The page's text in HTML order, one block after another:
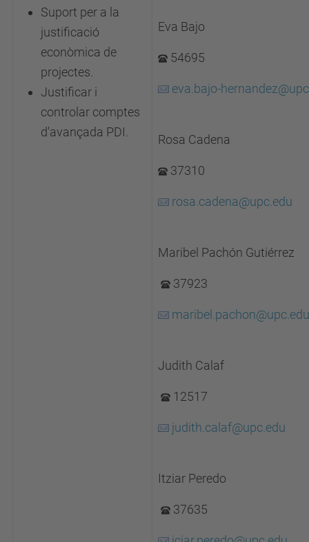
Suport per a la
justificació
econòmica de
projectes.
Justificar i
controlar comptes
d'avançada PDI.
Eva Bajo
54695
eva.bajo-
Rosa Cadena
37310
rosa.cadena@upc.edu
Maribel Pachón Gutiérrez
37923
maribel.pachon@upc.edu
Judith Calaf
12517
judith.calaf@upc.edu
Itziar Peredo
37635